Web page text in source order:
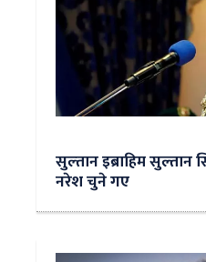
सुल्‍तान इब्राहिम
नरेश चुने गए